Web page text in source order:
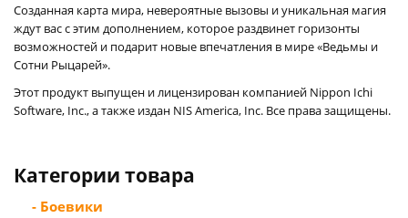
Созданная карта мира, невероятные вызовы и уникальная магия
ждут вас с этим дополнением, которое раздвинет горизонты
возможностей и подарит новые впечатления в мире «Ведьмы и
Сотни Рыцарей».
Этот продукт выпущен и лицензирован компанией Nippon Ichi
Software, Inc., а также издан NIS America, Inc. Все права защищены.
Категории товара
- Боевики